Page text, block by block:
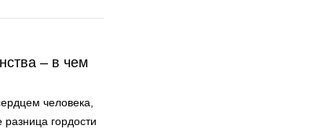
– в чем
человека,
гордости